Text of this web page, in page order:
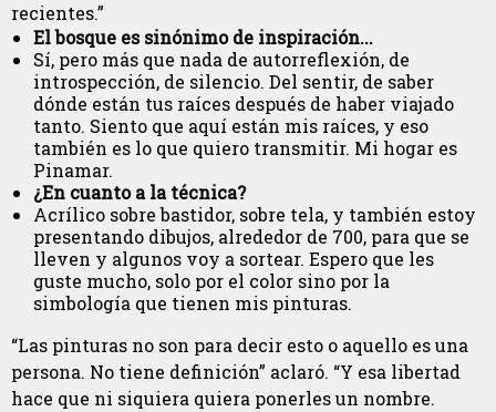
recientes.”
El bosque es sinónimo de inspiración...
Sí, pero más que nada de autorreflexión, de
introspección, de silencio. Del sentir, de saber
dónde están tus raíces después de haber viajado
tanto. Siento que aquí están mis raíces, y eso
también es lo que quiero transmitir. Mi hogar es
Pinamar.
¿En cuanto a la técnica?
Acrílico sobre bastidor, sobre tela, y también estoy
presentando dibujos, alrededor de 700, para que se
lleven y algunos voy a sortear. Espero que les
guste mucho, solo por el color sino por la
simbología que tienen mis pinturas.
“Las pinturas no son para decir esto o aquello es una
persona. No tiene definición” aclaró. “Y esa libertad
hace que ni siquiera quiera ponerles un nombre.